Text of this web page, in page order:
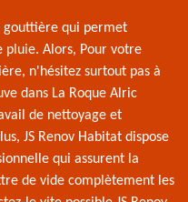
gouttière qui permet
pluie. Alors, Pour votre
n'hésitez surtout pas à
dans La Roque Alric
de nettoyage et
JS Renov Habitat dispose
qui assurent la
de vide complètement les